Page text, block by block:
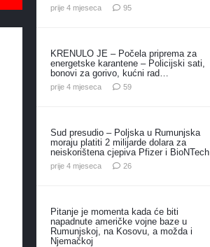
prije 4 mjeseca 95komentara
KRENULO JE – Počela priprema za
energetske karantene – Policijski sati,
bonovi za gorivo, kućni rad…
prije 4 mjeseca 59komentara
Sud presudio – Poljska u Rumunjska
moraju platiti 2 milijarde dolara za
neiskorištena cjepiva Pfizer i BioNTech
prije 4 mjeseca 26komentara
Pitanje je momenta kada će biti
napadnute američke vojne baze u
Rumunjskoj, na Kosovu, a možda i
Njemačkoj